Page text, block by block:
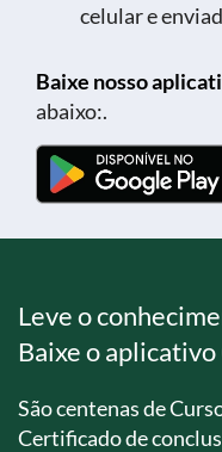
celular e
Baixe nosso
abaixo:.
Leve o
Baixe o aplicativo
São centenas de
Certificado de